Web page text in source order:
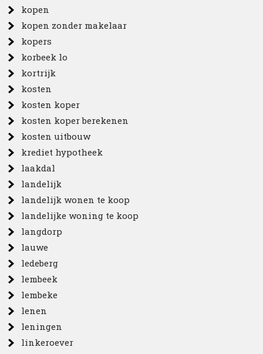
kopen
kopen zonder makelaar
kopers
korbeek lo
kortrijk
kosten
kosten koper
kosten koper berekenen
kosten uitbouw
krediet hypotheek
laakdal
landelijk
landelijk wonen te koop
landelijke woning te koop
langdorp
lauwe
ledeberg
lembeek
lembeke
lenen
leningen
linkeroever